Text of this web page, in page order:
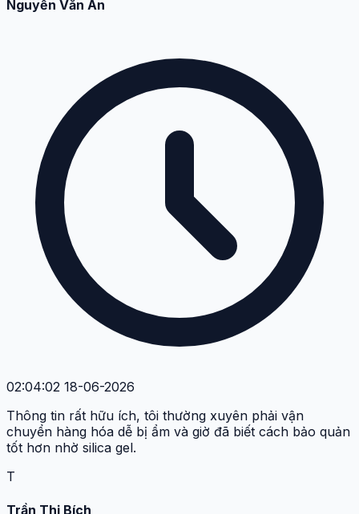
Nguyễn Văn An
02:04:02 18-06-2026
Thông tin rất hữu ích, tôi thường xuyên phải vận
chuyển hàng hóa dễ bị ẩm và giờ đã biết cách bảo quản
tốt hơn nhờ silica gel.
T
Trần Thị Bích